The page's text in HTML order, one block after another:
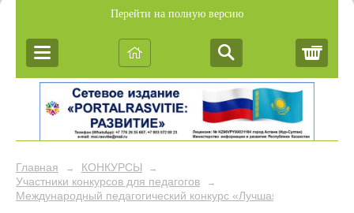
Перейти на полную версию
Главная → КОНКУРСЫ →
Участники конкурсов для педагогов →
Международный педагогический конкурс «Лучшая презентация